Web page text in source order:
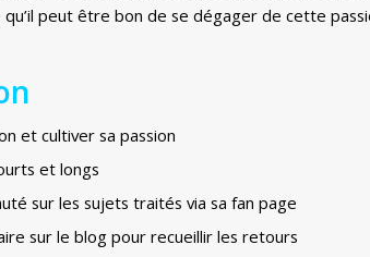
peut être bon de se dégager de cette
et cultiver sa passion
et longs
sur les sujets traités via sa fan page
sur le blog pour recueillir les retours